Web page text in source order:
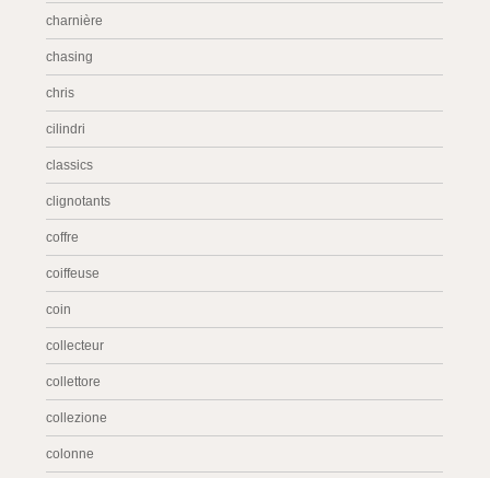
charnière
chasing
chris
cilindri
classics
clignotants
coffre
coiffeuse
coin
collecteur
collettore
collezione
colonne